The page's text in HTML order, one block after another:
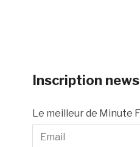
Inscription
Le meilleur de Minute